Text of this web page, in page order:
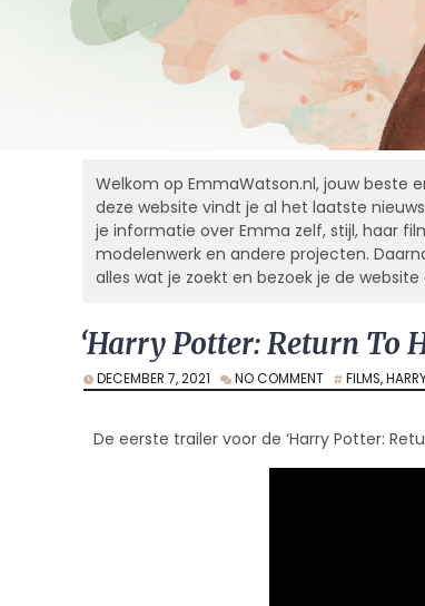
Welkom op EmmaWatson.nl, jouw beste
deze website vindt je al het laatste
je informatie over Emma zelf, stijl, haar
modelenwerk en andere projecten.
alles wat je zoekt en bezoek je de
‘Harry Potter: Return To
DECEMBER 7, 2021 NO COMMENT FILMS,
De eerste trailer voor de ‘Harry Potter: